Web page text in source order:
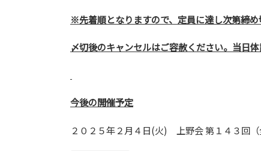
※先着順となりますので、定員に達し次第締め
〆切後のキャンセルはご容赦ください。当日
今後の開催予定
２０２５年２月４日(火) 上野会 第１４３回